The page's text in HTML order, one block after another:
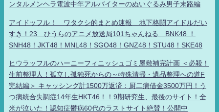
ンタルメンヘラ電波中年アルバイターのぬいぐるみ男子末路編
アイドッフル！ ワタクシ的まとめ速報 地下格闘アイドルだい
すき！23 ひうらのアニメ放送局101ちゃんねる BNK48 ！
SNH48！JKT48！MNL48！SGO48！GNZ48！STU48！SKE48
ヒウラッフルのハーニーフィニッシュゴミ屋敷補完計画 ＜必殺！
生前整理人！孤立し孤独死からの～特殊清掃・遺品整理への道F
完結編＞ キャッシング計1500万返済：厨二病借金3500万円！う
つ病統合失調症14年生HKT46！！9期研究生、最後のサイト！全
米が泣いた！認知症鬱病60代のラストサイト絶賛！公開中